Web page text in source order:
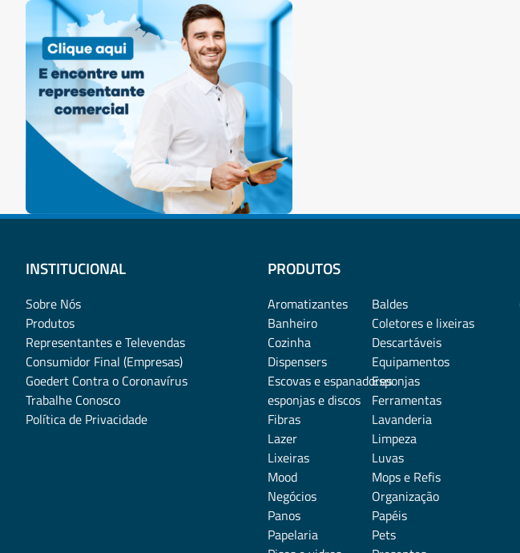
INSTITUCIONAL
Sobre Nós
Produtos
Representantes e Televendas
Consumidor Final (Empresas)
Goedert Contra o Coronavírus
Trabalhe Conosco
Política de Privacidade
PRODUTOS
Aromatizantes
Baldes
Banheiro
Coletores e lixeiras
Cozinha
Descartáveis
Dispensers
Equipamentos
Escovas e espanadoresEsponjas
esponjas e discos
Ferramentas
Fibras
Lavanderia
Lazer
Limpeza
Lixeiras
Luvas
Mood
Mops e Refis
Negócios
Organização
Panos
Papéis
Papelaria
Pets